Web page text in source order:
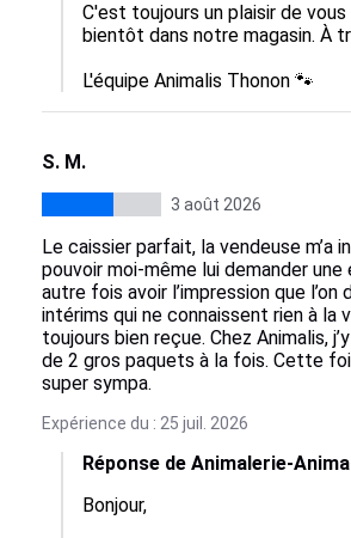
C'est toujours un plaisir de
bientôt dans notre magasin. À
L'équipe Animalis Thonon 🐾
S. M.
3 août 2026
Le caissier parfait, la vendeuse m’a
pouvoir moi-même lui demander
autre fois avoir l’impression que
intérims qui ne connaissent rien à la
toujours bien reçue. Chez Animalis,
de 2 gros paquets à la fois. Cette
super sympa.
Expérience du : 25 juil. 2026
Réponse de Animalerie-
Bonjour,